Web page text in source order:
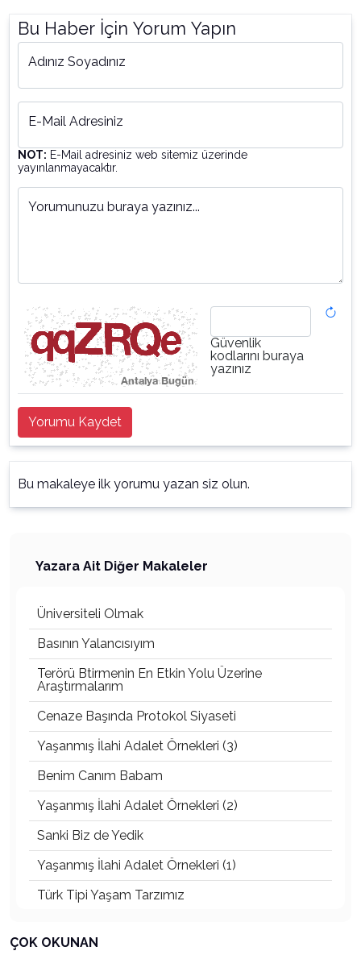
Bu Haber İçin Yorum Yapın
Adınız Soyadınız
E-Mail Adresiniz
NOT: E-Mail adresiniz web sitemiz üzerinde
yayınlanmayacaktır.
Yorumunuzu buraya yazınız...
Güvenlik
kodlarını buraya
yazınız
Yorumu Kaydet
Bu makaleye ilk yorumu yazan siz olun.
Yazara Ait Diğer Makaleler
Üniversiteli Olmak
Basının Yalancısıyım
Terörü Btirmenin En Etkin Yolu Üzerine
Araştırmalarım
Cenaze Başında Protokol Siyaseti
Yaşanmış İlahi Adalet Örnekleri (3)
Benim Canım Babam
Yaşanmış İlahi Adalet Örnekleri (2)
Sanki Biz de Yedik
Yaşanmış İlahi Adalet Örnekleri (1)
Türk Tipi Yaşam Tarzımız
ÇOK OKUNAN